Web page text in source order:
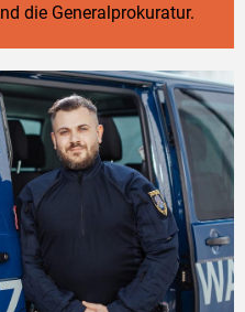
die Generalprokuratur.